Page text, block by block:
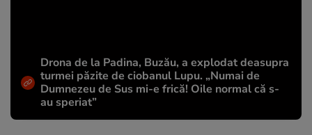
Drona de la Padina, Buzău, a explodat deasupra
turmei păzite de ciobanul Lupu. „Numai de
Dumnezeu de Sus mi-e frică! Oile normal că s-
au speriat”